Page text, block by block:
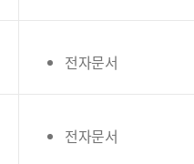
전자문서
전자문서